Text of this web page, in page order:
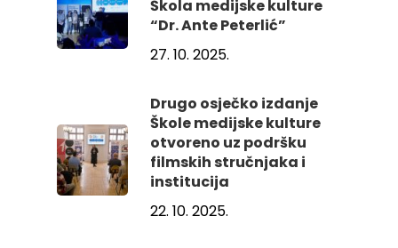
Škola medijske kulture
“Dr. Ante Peterlić”
27. 10. 2025.
Drugo osječko izdanje
Škole medijske kulture
otvoreno uz podršku
filmskih stručnjaka i
institucija
22. 10. 2025.